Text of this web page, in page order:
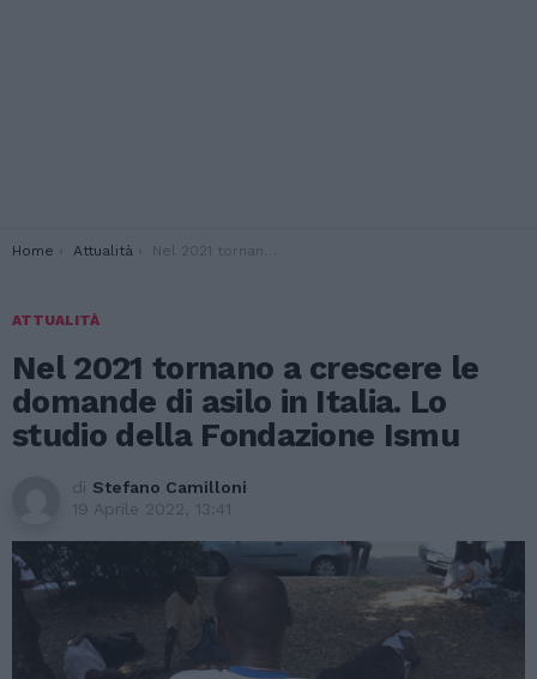
You are here:
Home Attualità Nel 2021 tornano a crescere le domande di asilo in Italia. Lo studio della Fondazione Ismu
ATTUALITÀ
Nel 2021 tornano a crescere le
domande di asilo in Italia. Lo
studio della Fondazione Ismu
di Stefano Camilloni
19 Aprile 2022, 13:41